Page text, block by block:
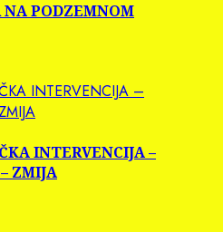
NA PODZEMNOM
INTERVENCIJA –
INTERVENCIJA –
ZMIJA